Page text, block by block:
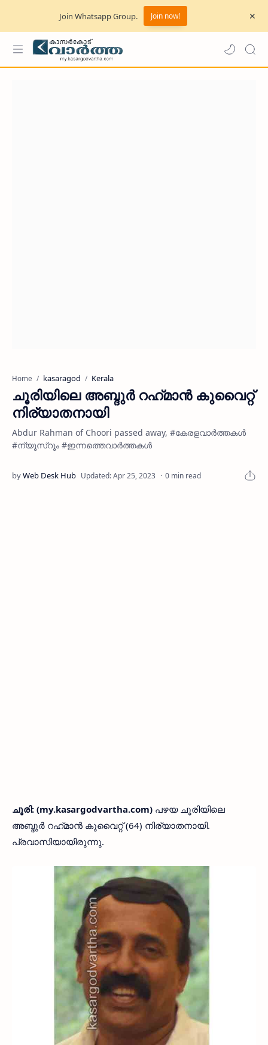
Join Whatsapp Group. Join now!
Home kasaragod Kerala
ചൂരിയിലെ അബ്ദുർ റഹ്‌മാൻ കുവൈറ്റ്
നിര്യാതനായി
Abdur Rahman of Choori passed away, #കേരളവാർത്തകൾ
#ന്യൂസ്റൂം #ഇന്നത്തെവാർത്തകൾ
0 min read
ചൂരി: (my.kasargodvartha.com) പഴയ ചൂരിയിലെ
അബ്ദുർ റഹ്‌മാൻ കുവൈറ്റ് (64) നിര്യാതനായി.
പ്രവാസിയായിരുന്നു.